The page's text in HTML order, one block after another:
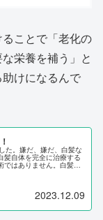
ことで「老化の
栄養を補う」と
けになるんで
た。嫌だ、嫌だ、白髪な
髪自体を完全に治療する
ではありません。白髪は
2023.12.09